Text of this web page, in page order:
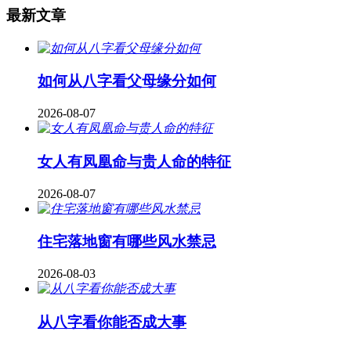
最新文章
如何从八字看父母缘分如何
2026-08-07
女人有凤凰命与贵人命的特征
2026-08-07
住宅落地窗有哪些风水禁忌
2026-08-03
从八字看你能否成大事